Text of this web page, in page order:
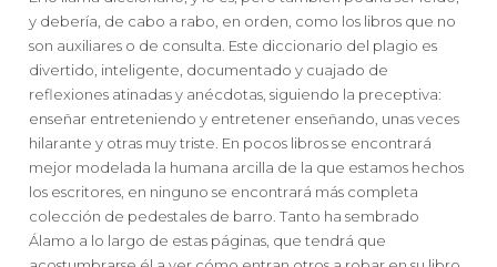
y debería, de cabo a rabo, en orden, como los libros que no
son auxiliares o de consulta. Este diccionario del plagio es
divertido, inteligente, documentado y cuajado de
reflexiones atinadas y anécdotas, siguiendo la preceptiva:
enseñar entreteniendo y entretener enseñando, unas veces
hilarante y otras muy triste. En pocos libros se encontrará
mejor modelada la humana arcilla de la que estamos hechos
los escritores, en ninguno se encontrará más completa
colección de pedestales de barro. Tanto ha sembrado
Álamo a lo largo de estas páginas, que tendrá que